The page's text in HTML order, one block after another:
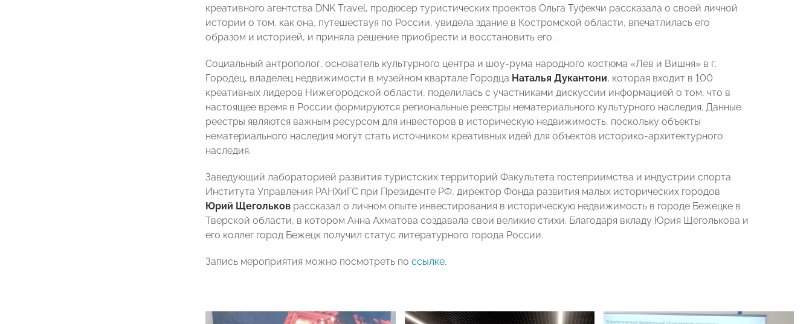
креативного агентства DNK Travel, продюсер туристических проектов Ольга Туфекчи рассказала о своей личной
истории о том, как она, путешествуя по России, увидела здание в Костромской области, впечатлилась его
образом и историей, и приняла решение приобрести и восстановить его.
Социальный антрополог, основатель культурного центра и шоу-рума народного костюма «Лев и Вишня» в г.
Городец, владелец недвижимости в музейном квартале Городца Наталья Дукантони, которая входит в 100
креативных лидеров Нижегородской области, поделилась с участниками дискуссии информацией о том, что в
настоящее время в России формируются региональные реестры нематериального культурного наследия. Данные
реестры являются важным ресурсом для инвесторов в историческую недвижимость, поскольку объекты
нематериального наследия могут стать источником креативных идей для объектов историко-архитектурного
наследия.
Заведующий лабораторией развития туристских территорий Факультета гостеприимства и индустрии спорта
Института Управления РАНХиГС при Президенте РФ, директор Фонда развития малых исторических городов
Юрий Щегольков рассказал о личном опыте инвестирования в историческую недвижимость в городе Бежецке в
Тверской области, в котором Анна Ахматова создавала свои великие стихи. Благодаря вкладу Юрия Щеголькова и
его коллег город Бежецк получил статус литературного города России.
Запись мероприятия можно посмотреть по ссылке.